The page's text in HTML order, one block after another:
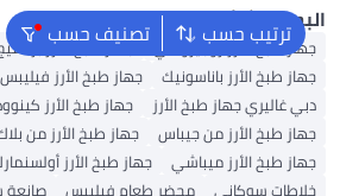
ترتيب حسب تصنيف حسب الشائع
جهاز طبخ الأرز زوجيروشي
جهاز طبخ الأرز برستيج
جهاز طبخ الأرز باناسونيك
جهاز طبخ الأرز فيليبس
دبي غاليري جهاز طبخ الأرز
جهاز طبخ الأرز كينوود
جهاز طبخ الأرز من جيباس
جهاز طبخ الأرز من بلاك
جهاز طبخ الأرز ميباشي
جهاز طبخ الأرز أولسنمارك
خلاطات سوكاني
محضر طعام فيليبس
صانعة